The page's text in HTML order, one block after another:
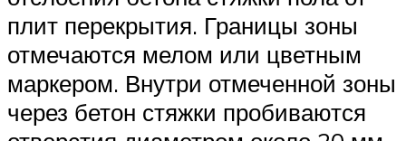
плит перекрытия. Границы зоны
отмечаются мелом или цветным
маркером. Внутри отмеченной зоны
через бетон стяжки пробиваются